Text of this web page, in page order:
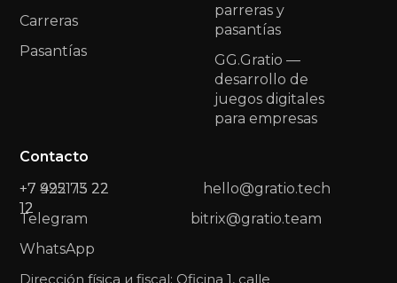
Dirección física и fiscal: Oficina 1, calle
WhatsApp
Telegram
+7 422 73 22
12
+7 9951 15 22
12
Contacto
Pasantías
Carreras
GG.Gratio —
desarrollo de
juegos digitales
para empresas
parreras y
pasantías
bitrix@gratio.team
hello@gratio.tech